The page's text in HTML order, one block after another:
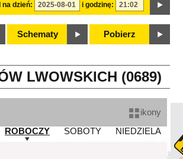
na dzień: i godzinę:
Schematy Pobierz
LWOWSKICH (0689)
ikony
ROBOCZY
SOBOTY NIEDZIELA